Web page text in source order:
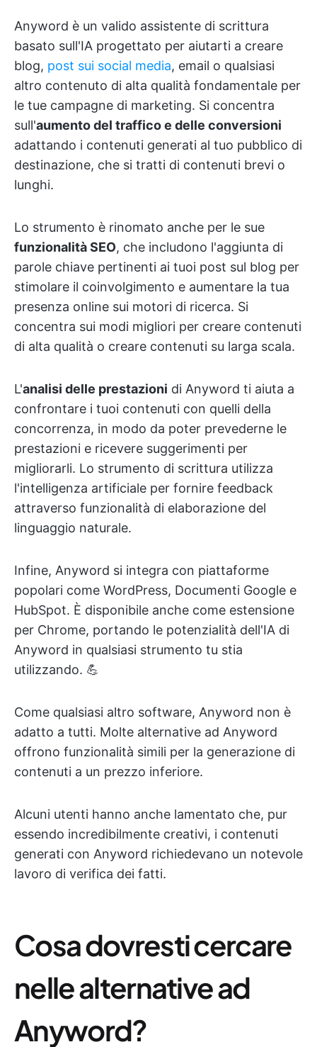
Anyword è un valido assistente di scrittura
basato sull'IA progettato per aiutarti a creare
blog, post sui social media, email o qualsiasi
altro contenuto di alta qualità fondamentale per
le tue campagne di marketing. Si concentra
sull'aumento del traffico e delle conversioni
adattando i contenuti generati al tuo pubblico di
destinazione, che si tratti di contenuti brevi o
lunghi.
Lo strumento è rinomato anche per le sue
funzionalità SEO, che includono l'aggiunta di
parole chiave pertinenti ai tuoi post sul blog per
stimolare il coinvolgimento e aumentare la tua
presenza online sui motori di ricerca. Si
concentra sui modi migliori per creare contenuti
di alta qualità o creare contenuti su larga scala.
L'analisi delle prestazioni di Anyword ti aiuta a
confrontare i tuoi contenuti con quelli della
concorrenza, in modo da poter prevederne le
prestazioni e ricevere suggerimenti per
migliorarli. Lo strumento di scrittura utilizza
l'intelligenza artificiale per fornire feedback
attraverso funzionalità di elaborazione del
linguaggio naturale.
Infine, Anyword si integra con piattaforme
popolari come WordPress, Documenti Google e
HubSpot. È disponibile anche come estensione
per Chrome, portando le potenzialità dell'IA di
Anyword in qualsiasi strumento tu stia
utilizzando. 💪
Come qualsiasi altro software, Anyword non è
adatto a tutti. Molte alternative ad Anyword
offrono funzionalità simili per la generazione di
contenuti a un prezzo inferiore.
Alcuni utenti hanno anche lamentato che, pur
essendo incredibilmente creativi, i contenuti
generati con Anyword richiedevano un notevole
lavoro di verifica dei fatti.
Cosa dovresti cercare
nelle alternative ad
Anyword?